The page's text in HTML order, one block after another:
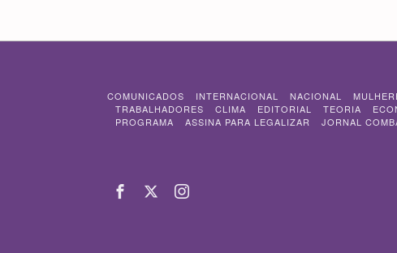
COMUNICADOS INTERNACIONAL NACIONAL
TRABALHADORES
CLIMA EDITORIAL TEORIA
PROGRAMA
ASSINA PARA LEGALIZAR JORNAL